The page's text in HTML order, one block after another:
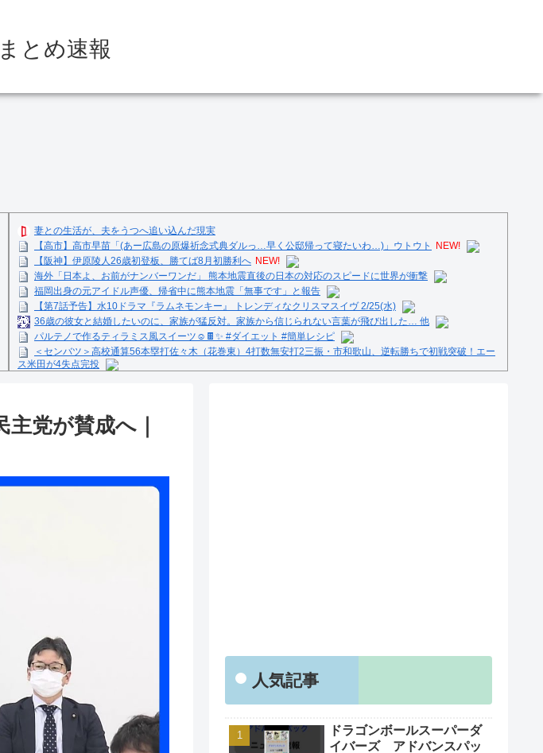
とめ速報
妻との生活が、夫をうつへ追い込んだ現実
【高市】高市早苗「(あー広島の原爆祈念式典ダルっ…早く公邸帰って寝たいわ…)」ウトウト
NEW!
【阪神】伊原陵人26歳初登板、勝てば8月初勝利へ NEW!
海外「日本よ、お前がナンバーワンだ」 熊本地震直後の日本の対応のスピードに世界が衝撃
福岡出身の元アイドル声優、帰省中に熊本地震「無事です」と報告
【第7話予告】水10ドラマ『ラムネモンキー』 トレンディなクリスマスイヴ 2/25(水)
36歳の彼女と結婚したいのに、家族が猛反対。家族から信じられない言葉が飛び出した… 他
パルテノで作るティラミス風スイーツ☺️🍫✨ #ダイエット #簡単レシピ
＜センバツ＞高校通算56本塁打佐々木（花巻東）4打数無安打2三振・市和歌山、逆転勝ちで初戦突破！エー
ス米田が4失点完投
党が賛成へ｜
人気記事
ドラゴンボールスーパーダ
イバーズ アドバンスパッ